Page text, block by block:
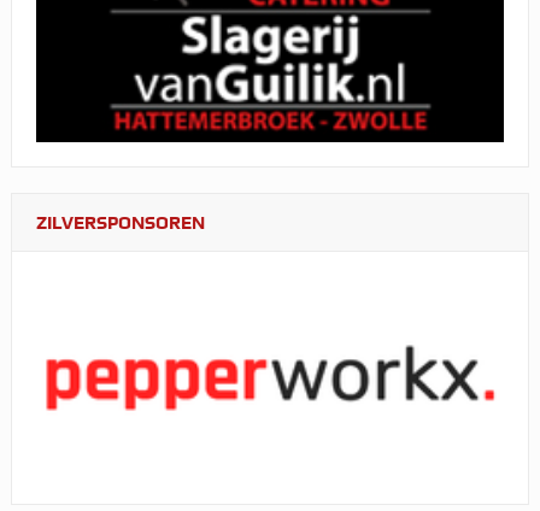
ZILVERSPONSOREN